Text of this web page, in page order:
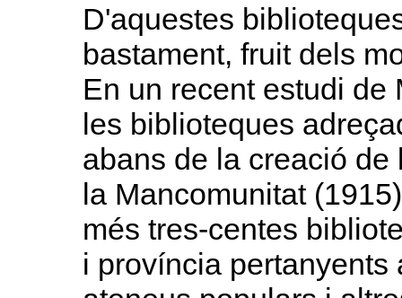
D'aquestes
bastament, fruit dels
En un recent estudi de
les biblioteques
abans de la creació
la Mancomunitat
més tres-centes
i província pertanyents